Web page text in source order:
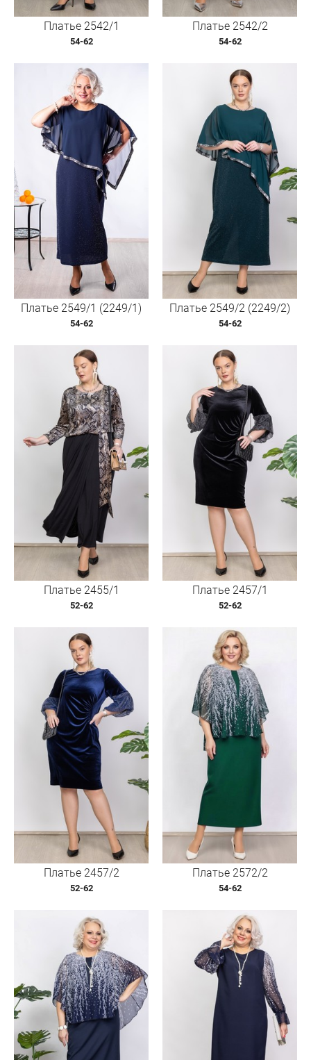
Платье 2542/1
54-62
Платье 2542/2
54-62
Платье 2549/1 (2249/1)
54-62
Платье 2549/2 (2249/2)
54-62
Платье 2455/1
52-62
Платье 2457/1
52-62
Платье 2457/2
52-62
Платье 2572/2
54-62